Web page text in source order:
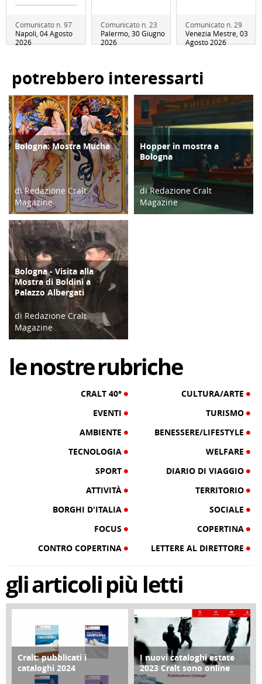
Comunicato n. 97
Napoli, 04 Agosto
2026
Comunicato n. 23
Palermo, 30 Giugno
2026
Comunicato n. 29
Venezia Mestre, 03
Agosto 2026
potrebbero interessarti
CULTURA/ARTE
Bologna: Mostra Mucha
di Redazione Cralt
Magazine
22/12/18
CULTURA/ARTE
Hopper in mostra a
Bologna
di Redazione Cralt
Magazine
ATTIVITÀ
Bologna - Visita alla
Mostra di Boldini a
Palazzo Albergati
di Redazione Cralt
Magazine
lenostrerubriche
CRALT 40°
CULTURA/ARTE
EVENTI
TURISMO
AMBIENTE
BENESSERE/LIFESTYLE
TECNOLOGIA
WELFARE
SPORT
DIARIO DI VIAGGIO
ATTIVITÀ
TERRITORIO
BORGHI D'ITALIA
SOCIALE
FOCUS
COPERTINA
CONTRO COPERTINA
LETTERE AL DIRETTORE
gliarticolipiù letti
COPERTINA
Cralt: pubblicati i
cataloghi 2024
CONTRO COPERTINA
I nuovi cataloghi estate
2023 Cralt sono online